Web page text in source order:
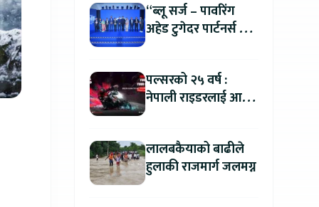
“ब्लू सर्ज – पावरिंग
अहेड टुगेदर पार्टनर्स मीट
यामाहाको घोषणा
पल्सरको २५ वर्ष :
नेपाली राइडरलाई आफ्नै
सुनौलो अवसर
लालबकैयाको बाढीले
हुलाकी राजमार्ग जलमग्न